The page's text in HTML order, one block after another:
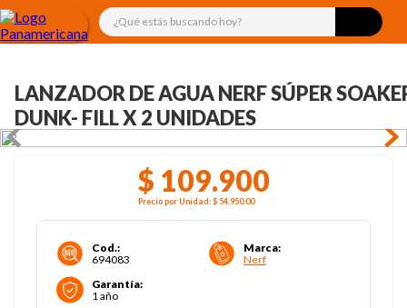
¿Qué estás buscando hoy?
LANZADOR DE AGUA NERF SÚPER
DUNK- FILL X 2 UNIDADES
$ 109.900
Precio porUnidad:$ 54.950.00
Cod.:
694083
Marca:
Nerf
Garantía:
1 año